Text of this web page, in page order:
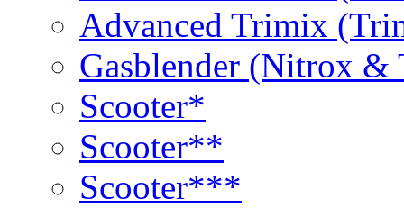
Advanced Trimix
Gasblender (Nitrox
Scooter*
Scooter**
Scooter***